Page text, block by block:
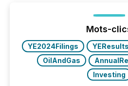
ground their answers. We have
click ” reality, where Generative
Mots-
YE2024Filings YEResults
OilAndGas
Investing